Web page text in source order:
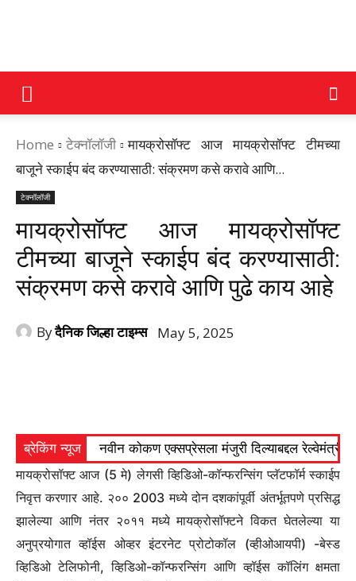
DAINIK
JILHA
Home टेक्नॉलॉजी
मायक्रोसॉफ्ट आज मायक्रोसॉफ्ट टीमच्या
बाजूने स्काईप बंद करण्यासाठी: संक्रमण कसे करावे आणि...
टेक्नॉलॉजी
मायक्रोसॉफ्ट आज मायक्रोसॉफ्ट
टीमच्या बाजूने स्काईप बंद करण्यासाठी:
संक्रमण कसे करावे आणि पुढे काय आहे
Byदैनिक जिल्हा टाइम्स May 5, 2025
ब्रेकिंग न्यूज नवीन कोकण एक्सप्रेसला मंजुरी दिल्याबद्दल रेल्वेमंत्री
मायक्रोसॉफ्ट आज (5 मे) लेगसी व्हिडिओ-कॉन्फरन्सिंग प्लॅटफॉर्म स्काईप
निवृत्त करणार आहे. २०० 2003 मध्ये दोन दशकांपूर्वी अंतर्भूतपणे प्रसिद्ध
झालेल्या आणि नंतर २०११ मध्ये मायक्रोसॉफ्टने विकत घेतलेल्या या
अनुप्रयोगात व्हॉईस ओव्हर इंटरनेट प्रोटोकॉल (व्हीओआयपी) -बेस्ड
व्हिडिओ टेलिफोनी, व्हिडिओ-कॉन्फरन्सिंग आणि व्हॉईस कॉलिंग क्षमता